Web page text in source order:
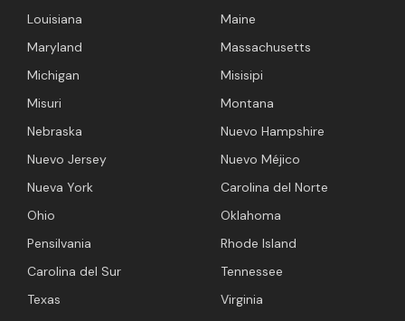
Louisiana
Maine
Maryland
Massachusetts
Michigan
Misisipi
Misuri
Montana
Nebraska
Nuevo Hampshire
Nuevo Jersey
Nuevo Méjico
Nueva York
Carolina del Norte
Ohio
Oklahoma
Pensilvania
Rhode Island
Carolina del Sur
Tennessee
Texas
Virginia